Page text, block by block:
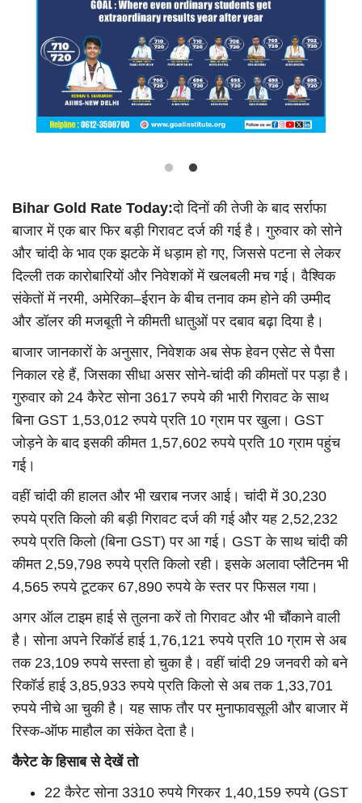
Hindi Urdu English
Bihar Gold Rate Today:दो दिनों की तेजी के बाद सर्राफा
बाजार में एक बार फिर बड़ी गिरावट दर्ज की गई है। गुरुवार को सोने
और चांदी के भाव एक झटके में धड़ाम हो गए, जिससे पटना से लेकर
दिल्ली तक कारोबारियों और निवेशकों में खलबली मच गई। वैश्विक
संकेतों में नरमी, अमेरिका–ईरान के बीच तनाव कम होने की उम्मीद
और डॉलर की मजबूती ने कीमती धातुओं पर दबाव बढ़ा दिया है।
बाजार जानकारों के अनुसार, निवेशक अब सेफ हेवन एसेट से पैसा
निकाल रहे हैं, जिसका सीधा असर सोने-चांदी की कीमतों पर पड़ा है।
गुरुवार को 24 कैरेट सोना 3617 रुपये की भारी गिरावट के साथ
बिना GST 1,53,012 रुपये प्रति 10 ग्राम पर खुला। GST
जोड़ने के बाद इसकी कीमत 1,57,602 रुपये प्रति 10 ग्राम पहुंच
गई।
वहीं चांदी की हालत और भी खराब नजर आई। चांदी में 30,230
रुपये प्रति किलो की बड़ी गिरावट दर्ज की गई और यह 2,52,232
रुपये प्रति किलो (बिना GST) पर आ गई। GST के साथ चांदी की
कीमत 2,59,798 रुपये प्रति किलो रही। इसके अलावा प्लैटिनम भी
4,565 रुपये टूटकर 67,890 रुपये के स्तर पर फिसल गया।
अगर ऑल टाइम हाई से तुलना करें तो गिरावट और भी चौंकाने वाली
है। सोना अपने रिकॉर्ड हाई 1,76,121 रुपये प्रति 10 ग्राम से अब
तक 23,109 रुपये सस्ता हो चुका है। वहीं चांदी 29 जनवरी को बने
रिकॉर्ड हाई 3,85,933 रुपये प्रति किलो से अब तक 1,33,701
रुपये नीचे आ चुकी है। यह साफ तौर पर मुनाफावसूली और बाजार में
रिस्क-ऑफ माहौल का संकेत देता है।
कैरेट के हिसाब से देखें तो
22 कैरेट सोना 3310 रुपये गिरकर 1,40,159 रुपये (GST